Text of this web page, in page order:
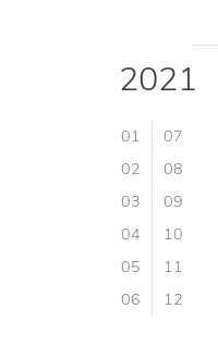
2021
01
02
03
04
05
06
07
08
09
10
11
12